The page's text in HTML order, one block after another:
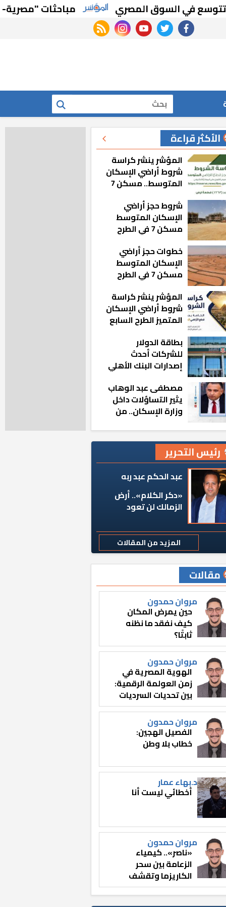
مباحثات "مصرية-
facebook
twitter
youtube
instagram
rss feed
بحث
الأكثر قراءة
المؤشر ينشر كراسة
شروط أراضي الإسكان
المتوسط.. مسكن 7
شروط حجز أراضي
الإسكان المتوسط
مسكن 7 في الطرح
خطوات حجز أراضي
الإسكان المتوسط
مسكن 7 في الطرح
المؤشر ينشر كراسة
شروط أراضي الإسكان
المتميز الطرح السابع
بطاقة الدولار
للشركات أحدث
إصدارات البنك الأهلي
ماستركارد
مصطفى عبد الوهاب
يثير التساؤلات داخل
وزارة الإسكان.. من
المناصب؟
رئيس التحرير
عبد الحكم عبد ربه
«دكر الكلام».. أرض
الزمالك لن تعود
المزيد من المقالات
مقالات
مروان حمدون
حين يمرض المكان
كيف نفقد ما نظنه
ثابتًا؟
مروان حمدون
الهوية المصرية في
زمن العولمة الرقمية:
بين تحديات السرديات
وصناعة الوعي
مروان حمدون
الفصيل الهجين:
خطاب بلا وطن
د.بهاء عمار
أخطائي ليست أنا
مروان حمدون
«ناصر».. كيمياء
الزعامة بين سحر
الكاريزما وتقشف
الثائر